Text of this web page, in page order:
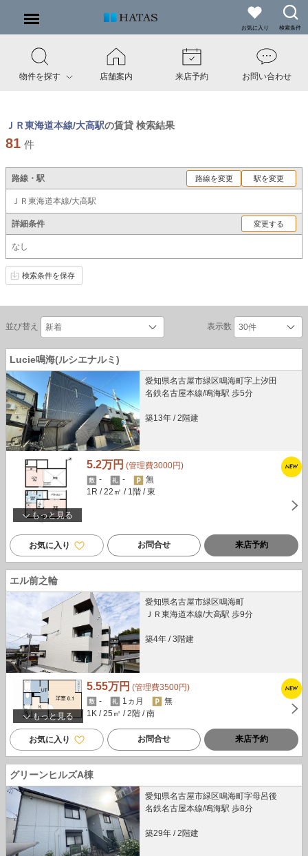
お気に入り 検索条件
物件を探す 店舗案内 来店予約 お問い合わせ
ＪＲ東海道本線/大高駅の賃貸 検索結果
81 件
路線・駅 路線を変更 駅を変更
ＪＲ東海道本線/大高駅
詳細条件 変更する
なし
検索条件を保存
並び替え 表示数
Lucie鳴海(ルシエナルミ)
愛知県名古屋市緑区鳴海町字上汐田
名鉄名古屋本線/鳴海駅 歩5分
築13年 / 2階建
もっと見る
5.2万円 (管理費3000円)
-
-
無
1R / 22㎡ / 1階 / 東
お気に入り お問合せ 来店予約
エル前之輪
愛知県名古屋市緑区鳴海町
ＪＲ東海道本線/大高駅 歩9分
築4年 / 3階建
もっと見る
5.55万円 (管理費3500円)
-
1ヵ月
無
1K / 25㎡ / 2階 / 南
お気に入り お問合せ 来店予約
グリーンヒルズA棟
愛知県名古屋市緑区鳴海町字母呂後
名鉄名古屋本線/鳴海駅 歩8分
築29年 / 2階建